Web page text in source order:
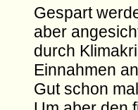
Gespart
aber
durch
Einnahmen
Gut schon